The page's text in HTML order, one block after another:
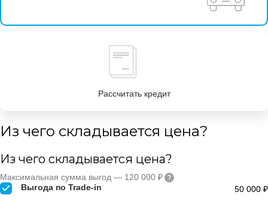
Рассчитать кредит
Из чего складывается цена?
Из чего складывается цена?
Максимальная сумма выгод — 120 000 ₽
Выгода по Trade-in
50 000 ₽